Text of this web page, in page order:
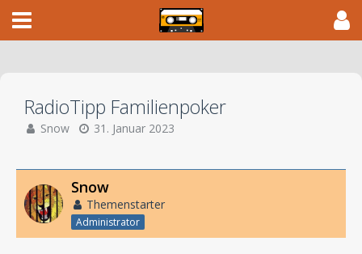
RadioTipp Familienpoker
Snow 31. Januar 2023
Snow
Themenstarter
Administrator